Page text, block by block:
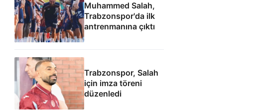
Muhammed Salah,
Trabzonspor'da ilk
antrenmanına çıktı
Trabzonspor, Salah
için imza töreni
düzenledi